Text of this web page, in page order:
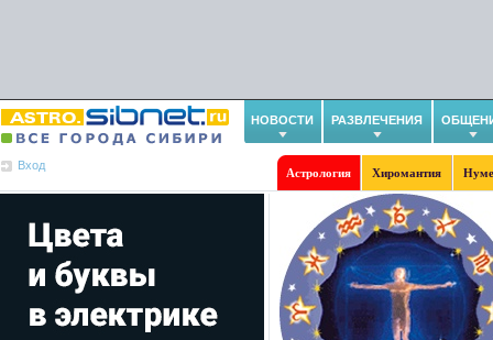
НОВОСТИ РАЗВЛЕЧЕНИЯ
Вход
Астрология Хиромантия